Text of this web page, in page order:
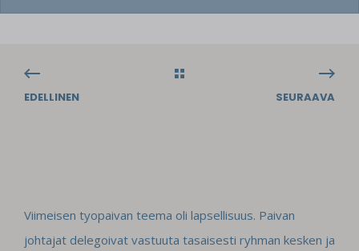
EDELLINEN SEURAAVA
Viimeisen tyopaivan teema oli lapsellisuus. Paivan
johtajat delegoivat vastuuta tasaisesti ryhman kesken ja